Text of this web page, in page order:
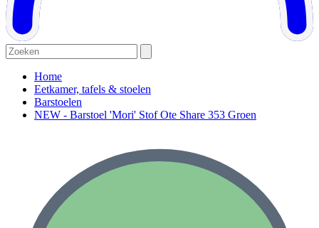
Home
Eetkamer, tafels & stoelen
Barstoelen
NEW - Barstoel 'Mori' Stof Ote Share 353 Groen